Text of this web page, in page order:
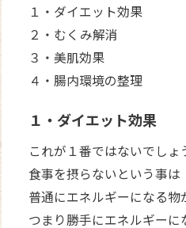
１・ダイエット効果
２・むくみ解消
３・美肌効果
４・腸内環境の整理
１・ダイエット効果
これが１番ではないでしょ
食事を摂らないという事は
普通にエネルギーになる物
つまり勝手にエネルギーに